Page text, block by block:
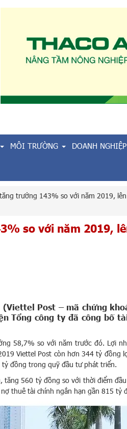
MÔI TRƯỜNG DOANH NGHIỆP
trưởng 143% so với năm 2019,
so với năm 2019,
(Viettel Post – mã chứng
Tổng công ty đã công bố
58,7% so với năm trước đó. Lợi
Viettel Post còn hơn 344 tỷ đồng
đồng trong quỹ đầu tư phát triển.
560 tỷ đồng so với thời điểm
thuê tài chính ngắn hạn gần 815 tỷ